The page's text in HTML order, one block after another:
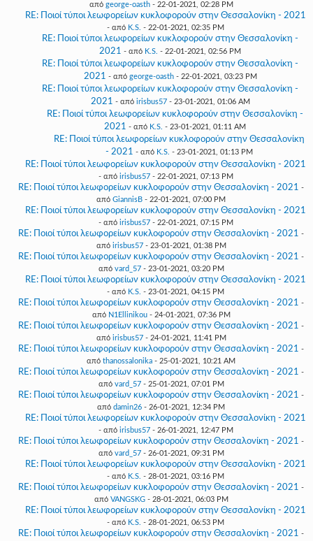
από george-oasth- 22-01-2021, 02:28 PM
RE: Ποιοί τύποι λεωφορείων κυκλοφορούν στην Θεσσαλονίκη - 2021
- από K.S. - 22-01-2021, 02:35 PM
RE: Ποιοί τύποι λεωφορείων κυκλοφορούν στην Θεσσαλονίκη -
2021 - από K.S. - 22-01-2021, 02:56 PM
RE: Ποιοί τύποι λεωφορείων κυκλοφορούν στην Θεσσαλονίκη -
2021 - από george-oasth- 22-01-2021, 03:23 PM
RE: Ποιοί τύποι λεωφορείων κυκλοφορούν στην Θεσσαλονίκη -
2021 - από irisbus57- 23-01-2021, 01:06 AM
RE: Ποιοί τύποι λεωφορείων κυκλοφορούν στην Θεσσαλονίκη -
2021 - από K.S. - 23-01-2021, 01:11 AM
RE: Ποιοί τύποι λεωφορείων κυκλοφορούν στην Θεσσαλονίκη
- 2021 - από K.S. - 23-01-2021, 01:13 PM
RE: Ποιοί τύποι λεωφορείων κυκλοφορούν στην Θεσσαλονίκη - 2021
- από irisbus57- 22-01-2021, 07:13 PM
RE: Ποιοί τύποι λεωφορείων κυκλοφορούν στην Θεσσαλονίκη - 2021 -
από GiannisB - 22-01-2021, 07:00 PM
RE: Ποιοί τύποι λεωφορείων κυκλοφορούν στην Θεσσαλονίκη - 2021
- από irisbus57- 22-01-2021, 07:15 PM
RE: Ποιοί τύποι λεωφορείων κυκλοφορούν στην Θεσσαλονίκη - 2021 -
από irisbus57- 23-01-2021, 01:38 PM
RE: Ποιοί τύποι λεωφορείων κυκλοφορούν στην Θεσσαλονίκη - 2021 -
από vard_57- 23-01-2021, 03:20 PM
RE: Ποιοί τύποι λεωφορείων κυκλοφορούν στην Θεσσαλονίκη - 2021
- από K.S. - 23-01-2021, 04:15 PM
RE: Ποιοί τύποι λεωφορείων κυκλοφορούν στην Θεσσαλονίκη - 2021 -
από N1Ellinikou- 24-01-2021, 07:36 PM
RE: Ποιοί τύποι λεωφορείων κυκλοφορούν στην Θεσσαλονίκη - 2021 -
από irisbus57- 24-01-2021, 11:41 PM
RE: Ποιοί τύποι λεωφορείων κυκλοφορούν στην Θεσσαλονίκη - 2021 -
από thanossalonika - 25-01-2021, 10:21 AM
RE: Ποιοί τύποι λεωφορείων κυκλοφορούν στην Θεσσαλονίκη - 2021 -
από vard_57- 25-01-2021, 07:01 PM
RE: Ποιοί τύποι λεωφορείων κυκλοφορούν στην Θεσσαλονίκη - 2021 -
από damin26 - 26-01-2021, 12:34 PM
RE: Ποιοί τύποι λεωφορείων κυκλοφορούν στην Θεσσαλονίκη - 2021
- από irisbus57- 26-01-2021, 12:47 PM
RE: Ποιοί τύποι λεωφορείων κυκλοφορούν στην Θεσσαλονίκη - 2021 -
από vard_57- 26-01-2021, 09:31 PM
RE: Ποιοί τύποι λεωφορείων κυκλοφορούν στην Θεσσαλονίκη - 2021
- από K.S. - 28-01-2021, 03:16 PM
RE: Ποιοί τύποι λεωφορείων κυκλοφορούν στην Θεσσαλονίκη - 2021 -
από VANGSKG- 28-01-2021, 06:03 PM
RE: Ποιοί τύποι λεωφορείων κυκλοφορούν στην Θεσσαλονίκη - 2021
- από K.S. - 28-01-2021, 06:53 PM
RE: Ποιοί τύποι λεωφορείων κυκλοφορούν στην Θεσσαλονίκη - 2021 -